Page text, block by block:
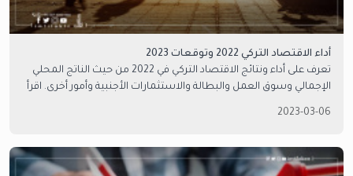
أداء الاقتصاد التركي 2022 وتوقعات 2023
تعرف على أداء ونتائج الاقتصاد التركي في 2022 من حيث الناتج المحلي
الإجمالي وسوق العمل والبطالة والاستثمارات الأجنبية وأمور أخرى. اقرأ
2023-03-06